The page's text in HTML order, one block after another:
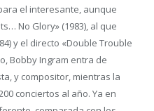
el interesante, aunque
No Glory» (1983), al que
y el directo «Double Trouble
Bobby Ingram entra de
y compositor, mientras la
conciertos al año. Ya en